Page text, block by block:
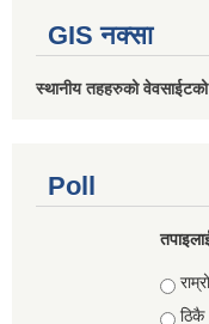
GIS नक्सा
स्थानीय तहहरुको वेवसाईटको
Poll
राम्रो
ठिकै